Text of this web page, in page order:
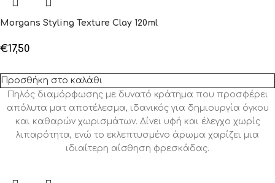
Morgans Styling Texture Clay 120ml
€17,50
Προσθήκη στο καλάθι
Πηλός διαμόρφωσης με δυνατό κράτημα που προσφέρει
απόλυτα ματ αποτέλεσμα, ιδανικός για δημιουργία όγκου
και καθαρών χωρισμάτων. Δίνει υφή και έλεγχο χωρίς
λιπαρότητα, ενώ το εκλεπτυσμένο άρωμα χαρίζει μια
ιδιαίτερη αίσθηση φρεσκάδας.